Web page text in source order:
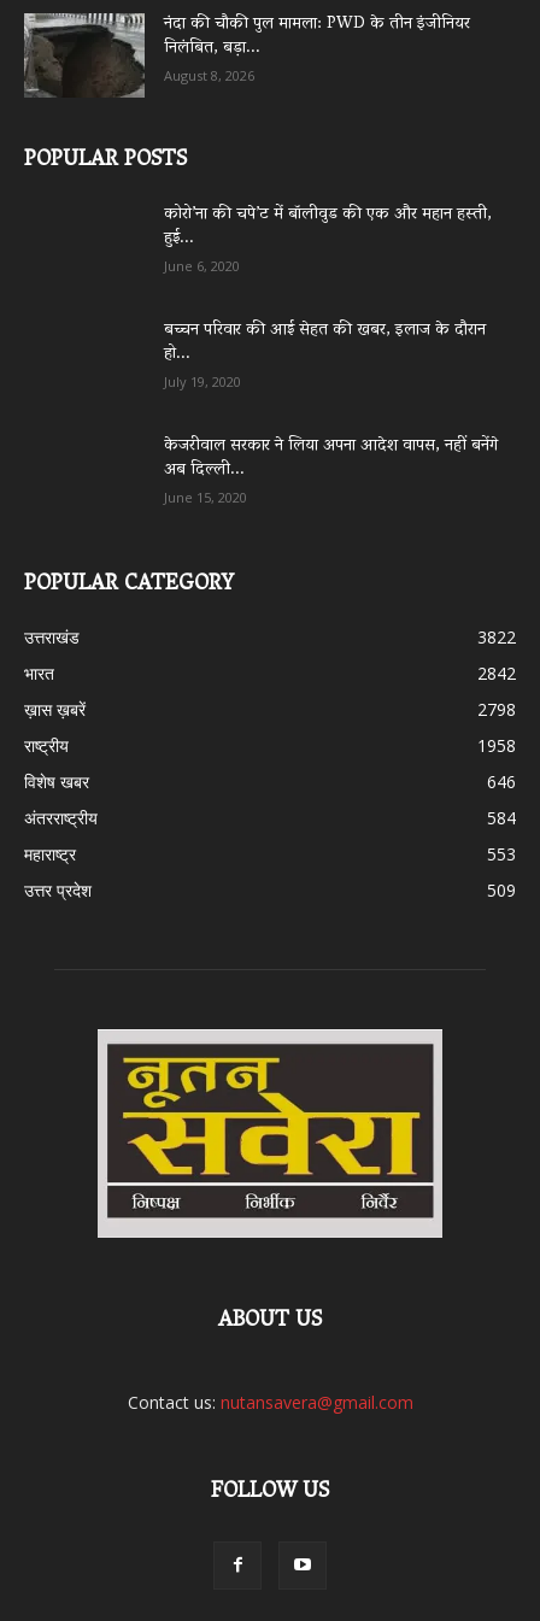
नंदा की चौकी पुल मामला: PWD के तीन इंजीनियर
निलंबित, बड़ा...
August 8, 2026
POPULAR POSTS
कोरो’ना की चपे’ट में बॉलीवुड की एक और महान हस्ती,
हुई...
June 6, 2020
बच्चन परिवार की आई सेहत की खबर, इलाज के दौरान
हो...
July 19, 2020
केजरीवाल सरकार ने लिया अपना आदेश वापस, नहीं बनेंगे
अब दिल्ली...
June 15, 2020
POPULAR CATEGORY
उत्तराखंड
3822
भारत
2842
ख़ास ख़बरें
2798
राष्ट्रीय
1958
विशेष खबर
646
अंतरराष्ट्रीय
584
महाराष्ट्र
553
उत्तर प्रदेश
509
ABOUT US
Contact us: nutansavera@gmail.com
FOLLOW US